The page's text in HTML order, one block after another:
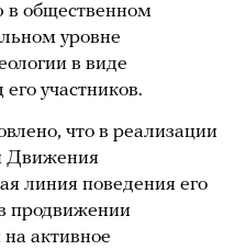
в общественном
уровне
в виде
участников.
что в реализации
Движения
линия поведения его
продвижении
активное